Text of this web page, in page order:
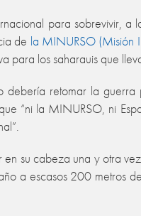
para sobrevivir,
de la MINURSO (Misión
para los saharauis que
retomar la
“ni la MINURSO, ni
su cabeza una y otra
a escasos 200 metros